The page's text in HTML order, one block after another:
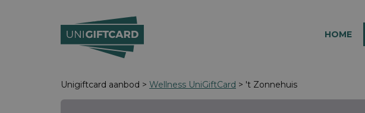
HOME
Unigiftcard aanbod > Wellness UniGiftCard > 't Zonnehuis